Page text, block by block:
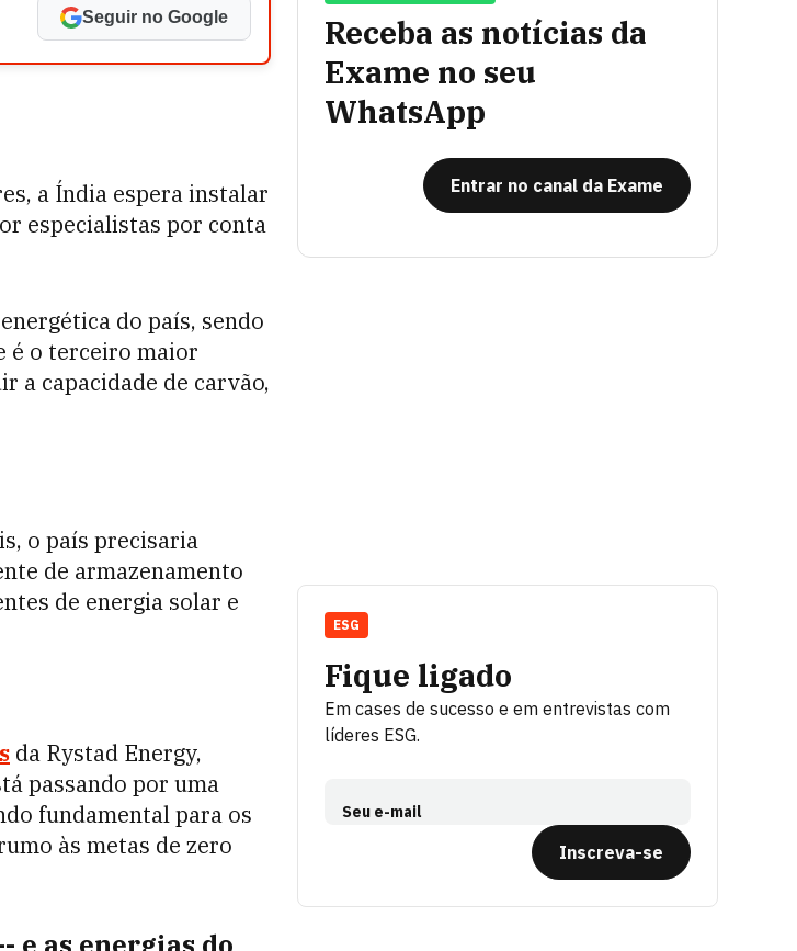
Seguir no Google
a Índia espera instalar
especialistas por conta
do país, sendo
é o terceiro maior
a capacidade de carvão,
o país precisaria
de armazenamento
de energia solar e
da Rystad Energy,
passando por uma
fundamental para os
às metas de zero
Receba as notícias da
Exame no seu
WhatsApp
Entrar no canal da Exame
Fique ligado
Em cases de sucesso e em entrevistas com
líderes ESG.
Seu e-mail
Inscreva-se
ESG